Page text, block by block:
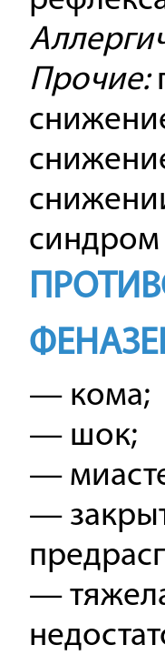
Прочие:
— кома;
— шок;
—
—
—